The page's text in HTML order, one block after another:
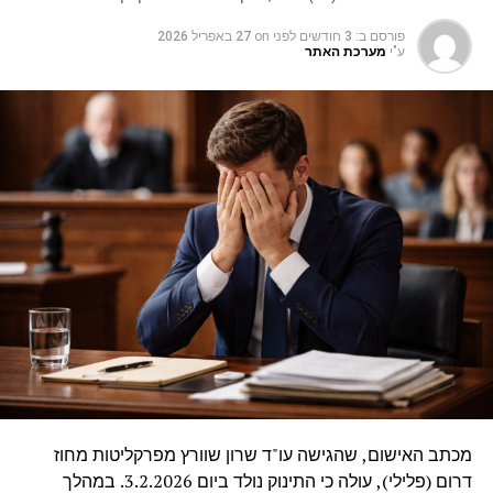
פורסם ב: 3 חודשים לפני on 27 באפריל 2026
ע"י מערכת האתר
מכתב האישום, שהגישה עו"ד שרון שוורץ מפרקליטות מחוז
דרום (פלילי), עולה כי התינוק נולד ביום 3.2.2026. במהלך